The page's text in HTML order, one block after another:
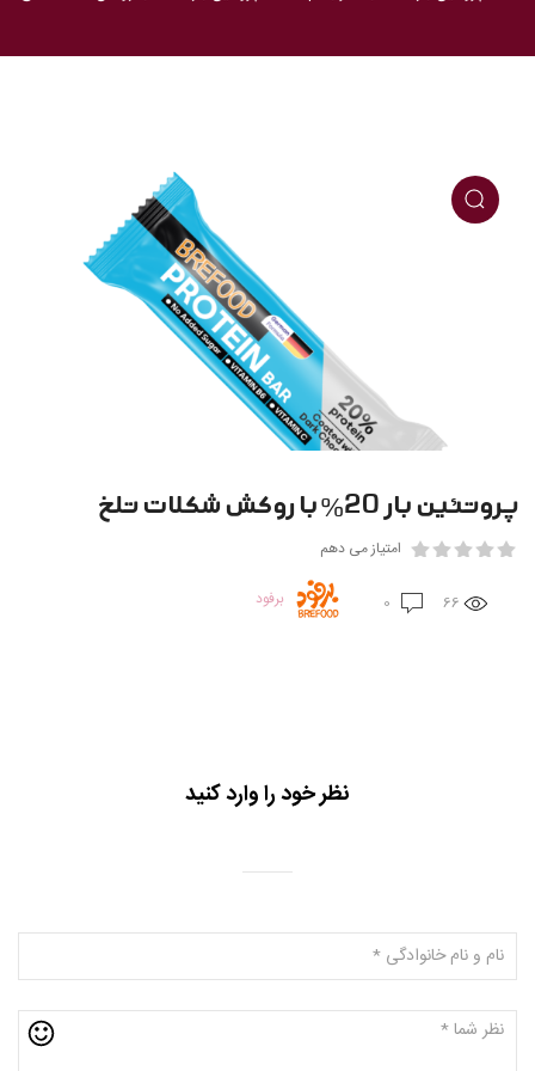
پروتئین بار 20% با روکش شکلات تلخ
امتیاز می دهم
برفود
نظر خود را وارد کنید